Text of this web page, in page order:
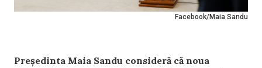
Facebook/Maia Sandu
Președinta Maia Sandu consideră că noua